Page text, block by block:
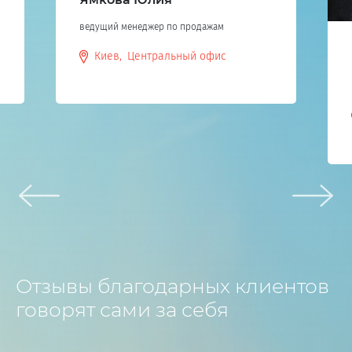
Матвеева Анна
Отзывы благодарных клиентов
говорят сами за себя